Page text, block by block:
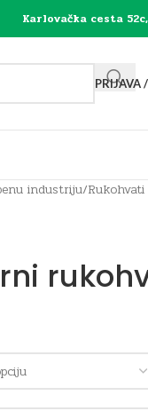
Karlovačka cesta
PRIJAVA
industriju/